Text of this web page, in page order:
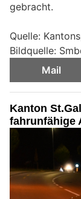
gebracht.
Quelle:
Bildquelle:
Mail
Kanton
fahrunfähige